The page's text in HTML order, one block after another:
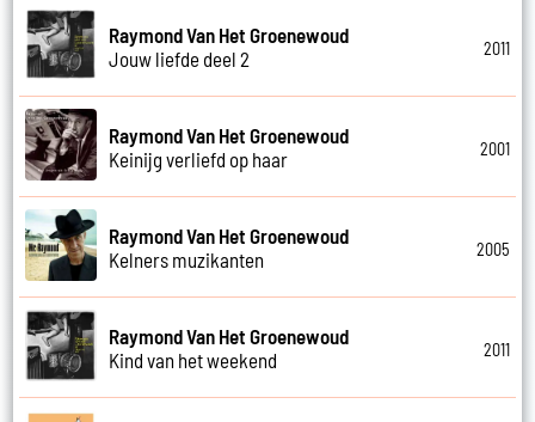
Raymond Van Het Groenewoud
Jouw liefde deel 2
2011
Raymond Van Het Groenewoud
Keinijg verliefd op haar
2001
Raymond Van Het Groenewoud
Kelners muzikanten
2005
Raymond Van Het Groenewoud
Kind van het weekend
2011